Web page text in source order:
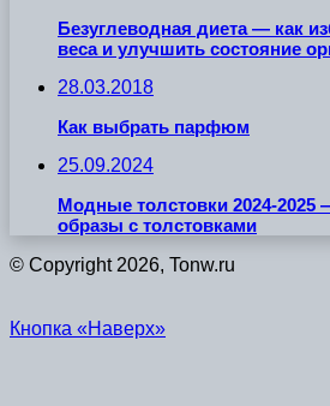
Безуглеводная диета — как
веса и улучшить состояние
28.03.2018
Как выбрать парфюм
25.09.2024
Модные толстовки 2024-
образы с толстовками
© Copyright 2026, Tonw.ru
Кнопка «Наверх»